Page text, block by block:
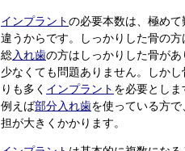
インプラント の必要本数は、極め
違うからです。しっかりした骨の方
総入れ歯の方はしっかりした骨が
少なくても問題ありません。しか
りも多く インプラント を必要としま
例えば部分入れ歯を使っている方で
担が大きくかかります。